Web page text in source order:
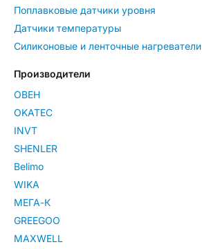
Поплавковые датчики уровня
Датчики температуры
Силиконовые и ленточные нагреватели
Производители
ОВЕН
OKATEC
INVT
SHENLER
Belimo
WIKA
МЕГА-К
GREEGOO
MAXWELL